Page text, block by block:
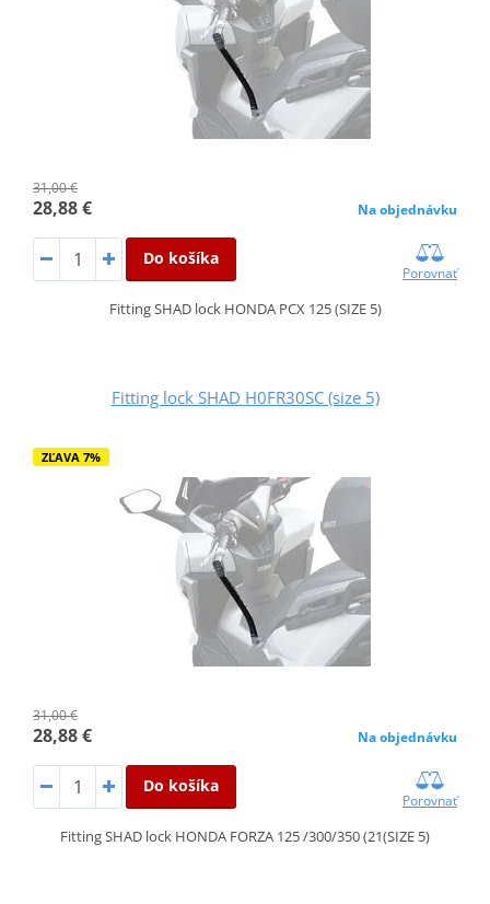
31,00 €
28,88 € Na objednávku
Do košíka
Porovnať
Fitting SHAD lock HONDA PCX 125 (SIZE 5)
Fitting lock SHAD H0FR30SC (size 5)
ZĽAVA 7%
31,00 €
28,88 € Na objednávku
Do košíka
Porovnať
Fitting SHAD lock HONDA FORZA 125 /300/350 (21(SIZE 5)